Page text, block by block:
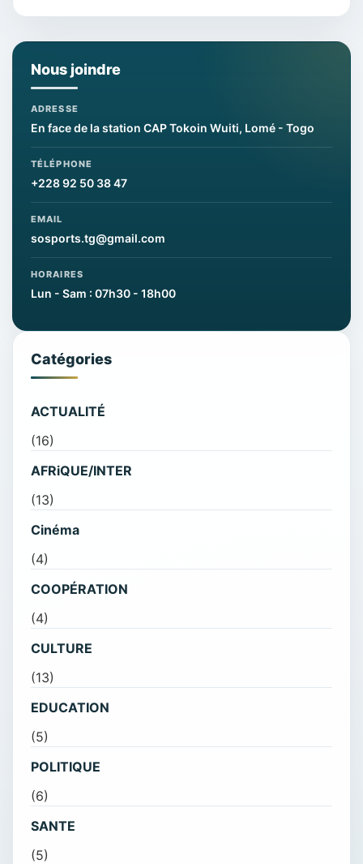
Nous joindre
ADRESSE
En face de la station CAP Tokoin Wuiti, Lomé - Togo
TÉLÉPHONE
+228 92 50 38 47
EMAIL
sosports.tg@gmail.com
HORAIRES
Lun - Sam : 07h30 - 18h00
Catégories
ACTUALITÉ
(16)
AFRiQUE/INTER
(13)
Cinéma
(4)
COOPÉRATION
(4)
CULTURE
(13)
EDUCATION
(5)
POLITIQUE
(6)
SANTE
(5)